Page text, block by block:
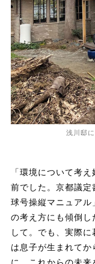
浅川邸
「環境について考
前でした。京都議
球号操縦マニュアル
の考え方にも傾倒
して。でも、実際
は息子が生まれて